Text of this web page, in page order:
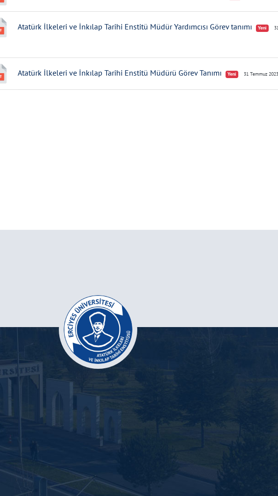
Atatürk İlkeleri ve İnkılap Tarihi Enstitü Müdür Yardımcısı Görev tanımı Yeni
Atatürk İlkeleri ve İnkılap Tarihi Enstitü Müdürü Görev Tanımı Yeni 31 Temmuz 2023